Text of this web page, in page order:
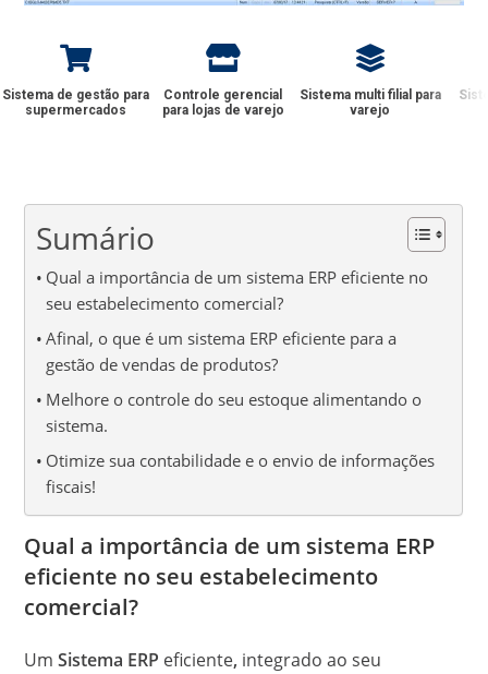
Sistema de gestão para
supermercados
Controle gerencial
para lojas de varejo
Sistema multi filial para
varejo
Sumário
Qual a importância de um sistema ERP eficiente no
seu estabelecimento comercial?
Afinal, o que é um sistema ERP eficiente para a
gestão de vendas de produtos?
Melhore o controle do seu estoque alimentando o
sistema.
Otimize sua contabilidade e o envio de informações
fiscais!
Qual a importância de um sistema ERP
eficiente no seu estabelecimento
comercial?
Um Sistema ERP eficiente, integrado ao seu